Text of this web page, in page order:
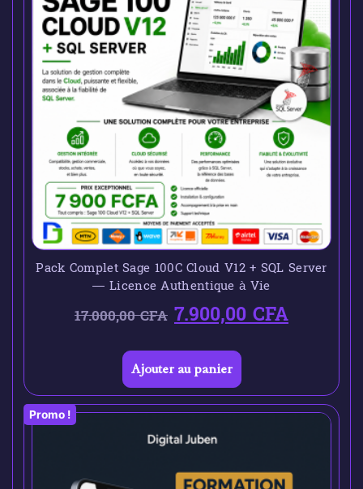
Pack Complet Sage 100C Cloud V12 + SQL Server
— Licence Authentique à Vie
17.000,00CFA 7.900,00CFA
Ajouter au panier
Promo !